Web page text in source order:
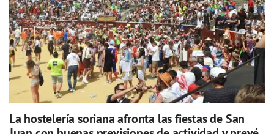
La hostelería soriana afronta las fiestas de San